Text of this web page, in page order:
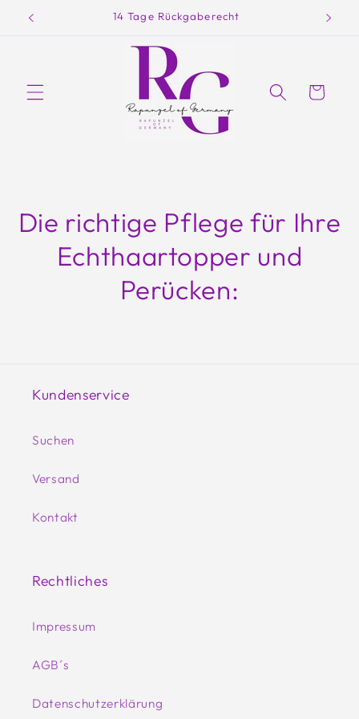
zum
14 Tage Rückgaberecht
Warenkorb
Die richtige Pflege für Ihre
Echthaartopper und
Perücken:
Kundenservice
Suchen
Versand
Kontakt
Rechtliches
Impressum
AGB´s
Datenschutzerklärung